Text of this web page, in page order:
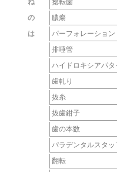
ね
捻転歯
の
膿瘍
は
パーフォレーション
排唾管
ハイドロキシアパタ
歯軋り
抜糸
抜歯鉗子
歯の本数
パラデンタルスタッ
翻転